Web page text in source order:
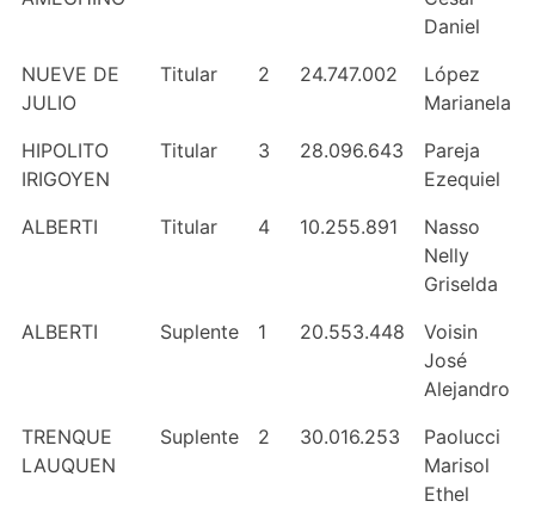
Daniel
NUEVE DE
JULIO
Titular 2 24.747.002
López
Marianela
HIPOLITO
IRIGOYEN
Titular 3 28.096.643
Pareja
Ezequiel
ALBERTI
Titular 4 10.255.891
Nasso
Nelly
Griselda
ALBERTI
Suplente 1 20.553.448
Voisin
José
Alejandro
TRENQUE
LAUQUEN
Suplente 2 30.016.253
Paolucci
Marisol
Ethel